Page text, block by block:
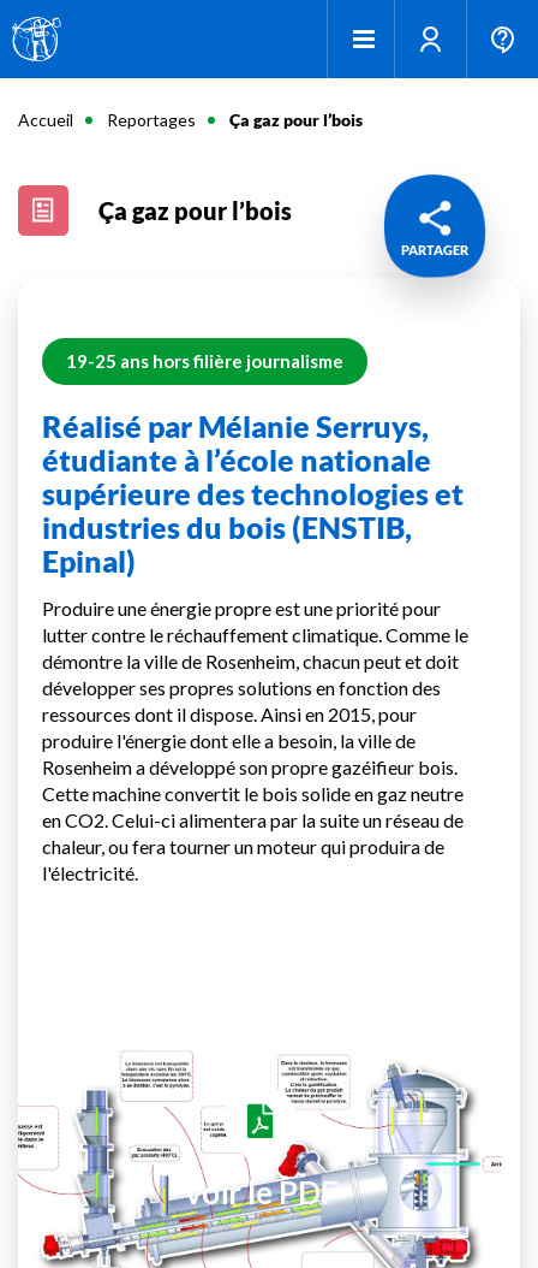
Accueil Reportages Ça gaz pour l’bois
PARTAGER
Ça gaz pour l’bois
19-25 ans hors filière journalisme
Réalisé par Mélanie Serruys,
étudiante à l’école nationale
supérieure des technologies et
industries du bois (ENSTIB,
Epinal)
Produire une énergie propre est une priorité pour
lutter contre le réchauffement climatique. Comme le
démontre la ville de Rosenheim, chacun peut et doit
développer ses propres solutions en fonction des
ressources dont il dispose. Ainsi en 2015, pour
produire l'énergie dont elle a besoin, la ville de
Rosenheim a développé son propre gazéifieur bois.
Cette machine convertit le bois solide en gaz neutre
en CO2. Celui-ci alimentera par la suite un réseau de
chaleur, ou fera tourner un moteur qui produira de
l'électricité.
Voir le PDF